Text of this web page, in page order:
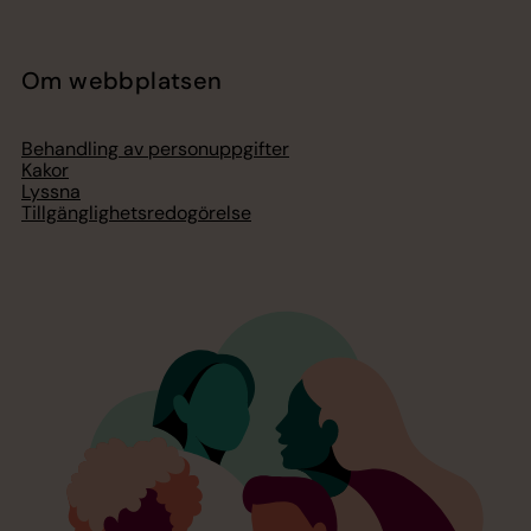
Om webbplatsen
Behandling av personuppgifter
Kakor
Lyssna
Tillgänglighetsredogörelse